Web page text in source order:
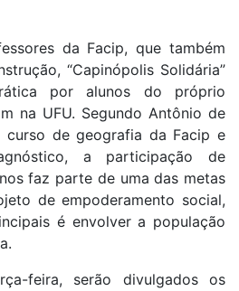
da Facip, que também
“Capinópolis Solidária”
por alunos do próprio
na UFU. Segundo Antônio de
curso de geografia da Facip e
a participação de
faz parte de uma das metas
de empoderamento social,
é envolver a população
feira, serão divulgados os